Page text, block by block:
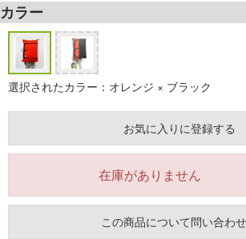
カラー
選択されたカラー：オレンジ × ブラック
お気に入りに登録する
在庫がありません
この商品について問い合わ